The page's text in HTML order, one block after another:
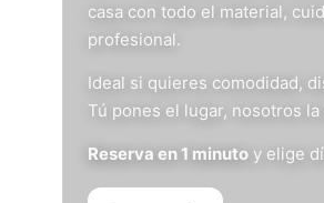
casa con todo el material,
profesional.
Ideal si quieres comodidad,
Tú pones el lugar, nosotros
Reserva en 1 minuto y elige